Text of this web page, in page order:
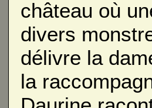
château où
divers
délivre la
la